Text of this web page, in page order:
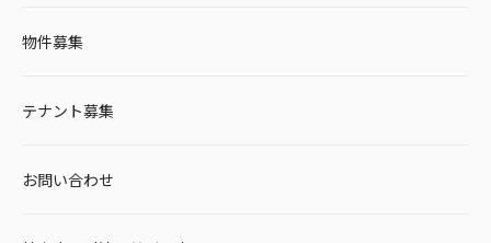
物件募集
テナント募集
お問い合わせ